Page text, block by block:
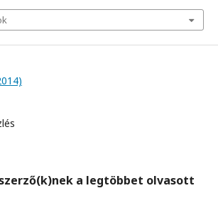
a legtöbbet olvasott